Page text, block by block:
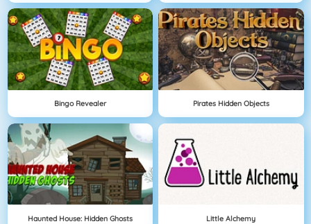
Bingo Revealer Pirates Hidden Objects
Haunted House: Hidden Ghosts Little Alchemy